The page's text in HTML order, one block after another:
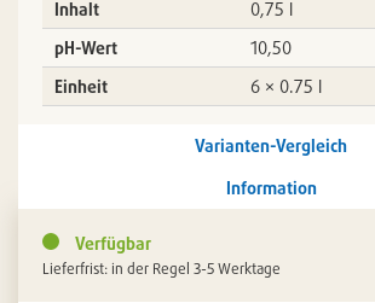
Inhalt
0,75 l
pH-Wert
10,50
Einheit
6 × 0.75 l
Varianten-Vergleich
Information
Verfügbar
Lieferfrist: in der Regel 3-5 Werktage